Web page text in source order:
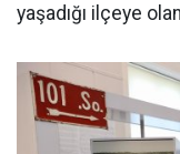
yaşadığı ilçeye